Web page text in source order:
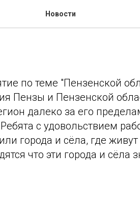
Новости
"Пензенской
по теме "Пензенской
Пензы и Пензенской
далеко за его
с удовольствием
города и сëла, где
что эти города и сëла